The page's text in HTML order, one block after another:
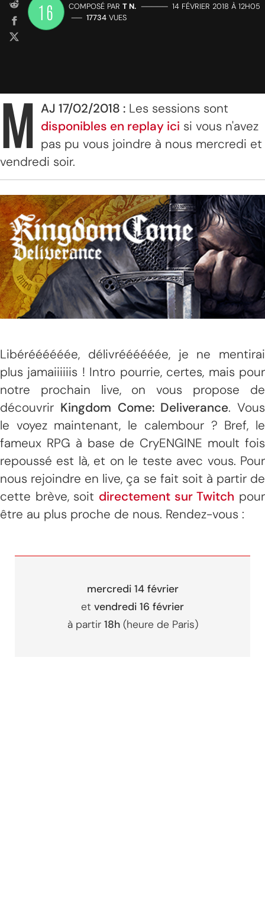
16 COMPOSÉ PAR T N. ————— 14 FÉVRIER 2018 À 12H05
—— 17734 VUES
M AJ 17/02/2018 : Les sessions sont
disponibles en replay ici si vous n'avez
pas pu vous joindre à nous mercredi et
vendredi soir.
Libéréééééée, délivréééééée, je ne mentirai
plus jamaiiiiiis ! Intro pourrie, certes, mais pour
notre prochain live, on vous propose de
découvrir Kingdom Come: Deliverance. Vous
le voyez maintenant, le calembour ? Bref, le
fameux RPG à base de CryENGINE moult fois
repoussé est là, et on le teste avec vous. Pour
nous rejoindre en live, ça se fait soit à partir de
cette brève, soit directement sur Twitch pour
être au plus proche de nous. Rendez-vous :
mercredi 14 février
et vendredi 16 février
à partir 18h(heure de Paris)